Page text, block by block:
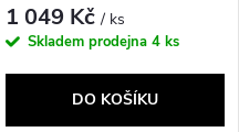
1 049 Kč/ ks
Skladem prodejna 4 ks
DO KOŠÍKU